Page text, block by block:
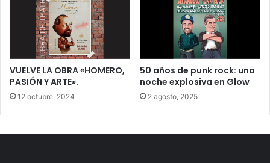
VUELVE LA OBRA «HOMERO,
PASIÓN Y ARTE».
12 octubre, 2024
50 años de punk rock: una
noche explosiva en Glow
2 agosto, 2025